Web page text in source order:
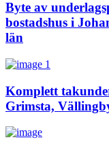
Byte av
bostadshus i
län
Komplett
Grimsta,